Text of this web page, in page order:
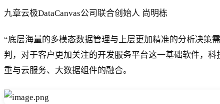
九章云极DataCanvas公司联合创始人 尚明栋
“底层海量的多模态数据管理与上层更加精准的分析决策
判，对于客户更加关注的开发服务平台这一基础软件，
重与云服务、大数据组件的融合。